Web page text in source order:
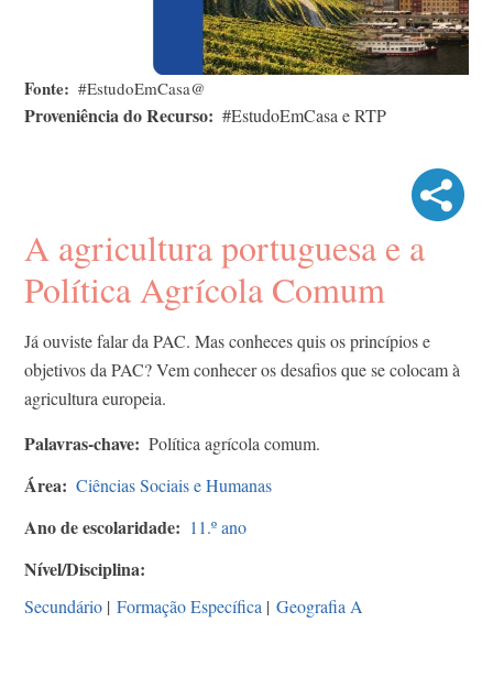
Fonte #EstudoEmCasa@
Proveniência do Recurso #EstudoEmCasa e RTP
A agricultura portuguesa e a
Política Agrícola Comum
Já ouviste falar da PAC. Mas conheces quis os princípios e
objetivos da PAC? Vem conhecer os desafios que se colocam à
agricultura europeia.
Palavras-chave Política agrícola comum.
Área Ciências Sociais e Humanas
Ano de escolaridade 11.º ano
Nível/Disciplina
Secundário | Formação Específica | Geografia A